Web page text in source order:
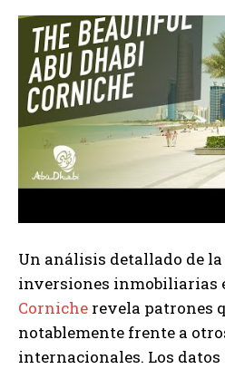
Un análisis detallado de
inversiones inmobiliarias
Corniche revela patrones
notablemente frente a
internacionales. Los